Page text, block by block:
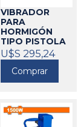
VIBRADOR
PARA
HORMIGÓN
TIPO PISTOLA
1600W EQUUS
218209
U$S 295,24
Comprar